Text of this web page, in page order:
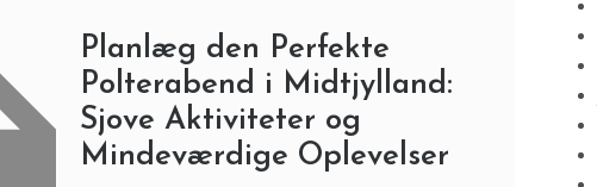
Planlæg den Perfekte
Polterabend i Midtjylland:
Sjove Aktiviteter og
Mindeværdige Oplevelser